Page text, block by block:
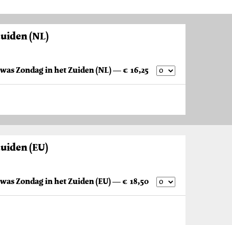
(NL)
Programma Het was Zondag in het Zuiden (NL) — € 16,25
(EU)
Programma Het was Zondag in het Zuiden (EU) — € 18,50